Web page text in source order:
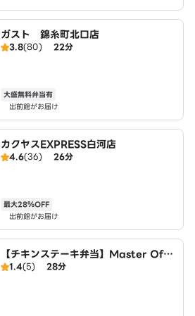
ガスト 錦糸町北口店
3.8(80) 22分
大盛無料弁当有
出前館がお届け
カクヤスEXPRESS白河店
4.6(36) 26分
最大28％OFF
出前館がお届け
【チキンステーキ弁当】Master Of C
hicken～錦糸町店～
1.4(5) 28分